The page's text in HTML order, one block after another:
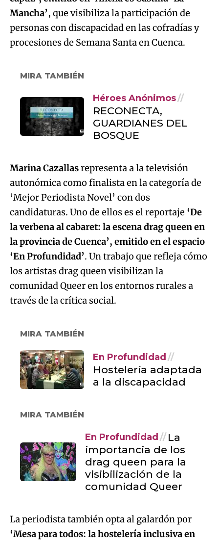
Mancha’, que visibiliza la participación de
personas con discapacidad en las cofradías y
procesiones de Semana Santa en Cuenca.
MIRA TAMBIÉN
Héroes Anónimos
RECONECTA,
GUARDIANES DEL
BOSQUE
Marina Cazallasrepresenta a la televisión
autonómica como finalista en la categoría de
‘Mejor Periodista Novel’ con dos
candidaturas. Uno de ellos es el reportaje ‘De
la verbena al cabaret: la escena drag queen en
la provincia de Cuenca’, emitido en el espacio
‘En Profundidad’. Un trabajo que refleja cómo
los artistas drag queen visibilizan la
comunidad Queer en los entornos rurales a
través de la crítica social.
MIRA TAMBIÉN
En Profundidad
Hostelería adaptada
a la discapacidad
MIRA TAMBIÉN
En Profundidad
La
importancia de los
drag queen para la
visibilización de la
comunidad Queer
La periodista también opta al galardón por
‘Mesa para todos: la hostelería inclusiva en